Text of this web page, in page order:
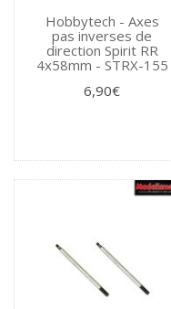
Hobbytech - Axes
pas inverses de
direction Spirit RR
4x58mm - STRX-155
6,90€